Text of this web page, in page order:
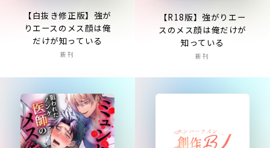
【白抜き修正版】強が
りエースのメス顔は俺
だけが知っている
新刊
【R18版】強がりエー
スのメス顔は俺だけが
知っている
新刊